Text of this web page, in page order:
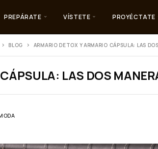
PREPÁRATE VÍSTETE PROYÉCTATE
BLOG ARMARIO DETOX Y ARMARIO CÁPSULA: LAS
LAS DOS